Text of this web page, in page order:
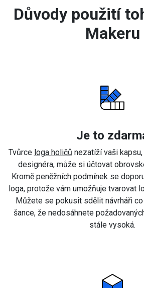
Důvody použití
Makeru
Je to
Tvůrce loga holičů nezatíží vaši
designéra, může si účtovat
Kromě peněžních podmínek se
loga, protože vám umožňuje tvarovat
Můžete se pokusit sdělit návrháři
šance, že nedosáhnete
stále vysoká.